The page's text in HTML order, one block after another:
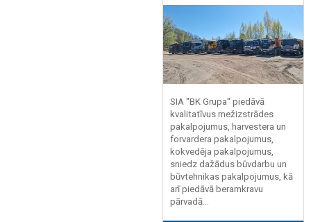
SIA "BK Grupa" piedāvā
kvalitatīvus mežizstrādes
pakalpojumus, harvestera un
forvardera pakalpojumus,
kokvedēja pakalpojumus,
sniedz dažādus būvdarbu un
būvtehnikas pakalpojumus, kā
arī piedāvā beramkravu
pārvadā...